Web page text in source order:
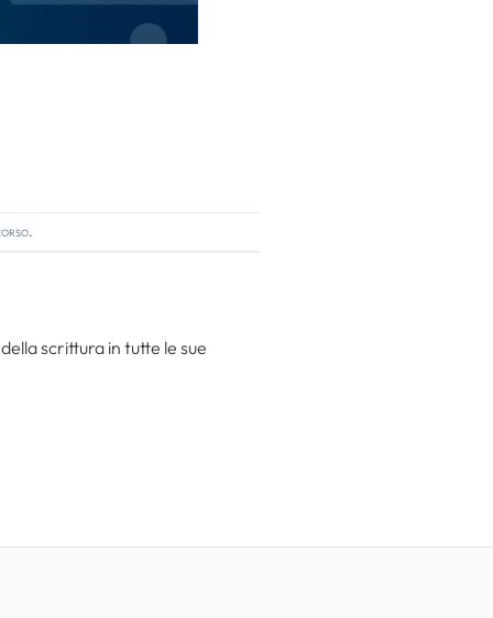
.
scrittura in tutte le sue